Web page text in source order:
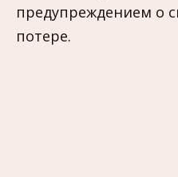
предупреждением о
потере.